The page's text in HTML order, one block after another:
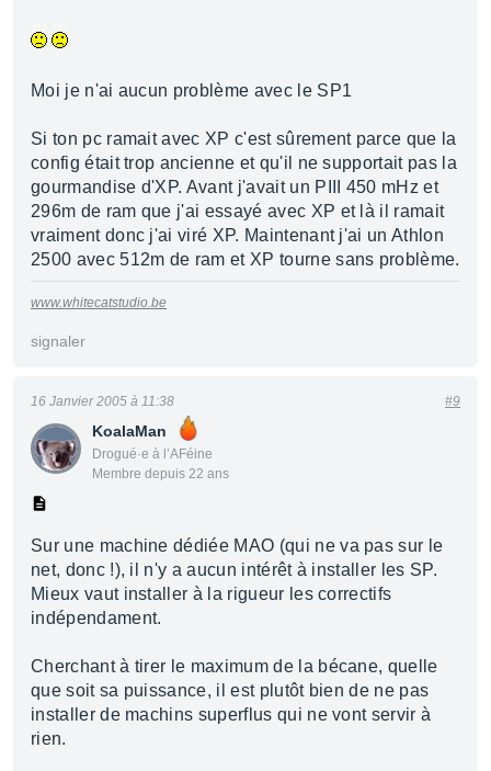
Moi je n'ai aucun problème avec le SP1
Si ton pc ramait avec XP c'est sûrement parce que la
config était trop ancienne et qu'il ne supportait pas la
gourmandise d'XP. Avant j'avait un PIII 450 mHz et
296m de ram que j'ai essayé avec XP et là il ramait
vraiment donc j'ai viré XP. Maintenant j'ai un Athlon
2500 avec 512m de ram et XP tourne sans problème.
www.whitecatstudio.be
signaler
KoalaMan
Drogué·e à l’AFéine
Membre depuis 22 ans
16 Janvier 2005 à 11:38 #9
Sur une machine dédiée MAO (qui ne va pas sur le
net, donc !), il n'y a aucun intérêt à installer les SP.
Mieux vaut installer à la rigueur les correctifs
indépendament.
Cherchant à tirer le maximum de la bécane, quelle
que soit sa puissance, il est plutôt bien de ne pas
installer de machins superflus qui ne vont servir à
rien.